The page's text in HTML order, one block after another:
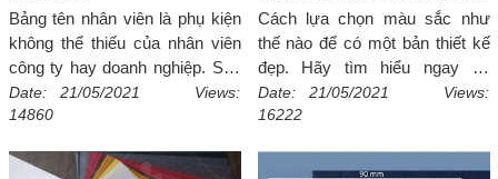
Bảng tên nhân viên là phụ kiện
không thể thiếu của nhân viên
công ty hay doanh nghiệp. Sau
đây, xmagic.vn sẽ tổng hợp các
loại bảng tên nhân viên ưa
Date: 21/05/2021 Views:
14860
Cách lựa chọn màu sắc như
thế nào để có một bản thiết kế
đẹp. Hãy tìm hiểu ngay về
những nguyên tắc phối màu
trong thiết kế rất đơn giản
Date: 21/05/2021 Views:
16222